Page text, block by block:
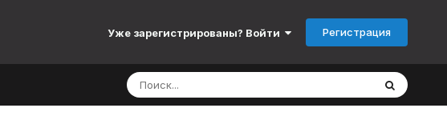
Уже зарегистрированы? Войти Регистрация